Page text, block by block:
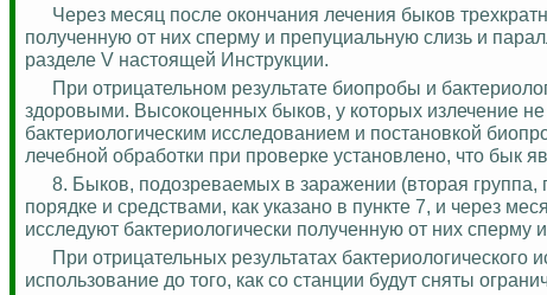
Через месяц после окончания лечения быков
полученную от них сперму и препуциальную слизь и
разделе V настоящей Инструкции.
При отрицательном результате биопробы и
здоровыми. Высокоценных быков, у которых излечение
бактериологическим исследованием и постановкой
лечебной обработки при проверке установлено, что бык
8. Быков, подозреваемых в заражении (вторая группа,
порядке и средствами, как указано в пункте 7, и через
исследуют бактериологически полученную от них сперму
При отрицательных результатах
использование до того, как со станции будут сняты